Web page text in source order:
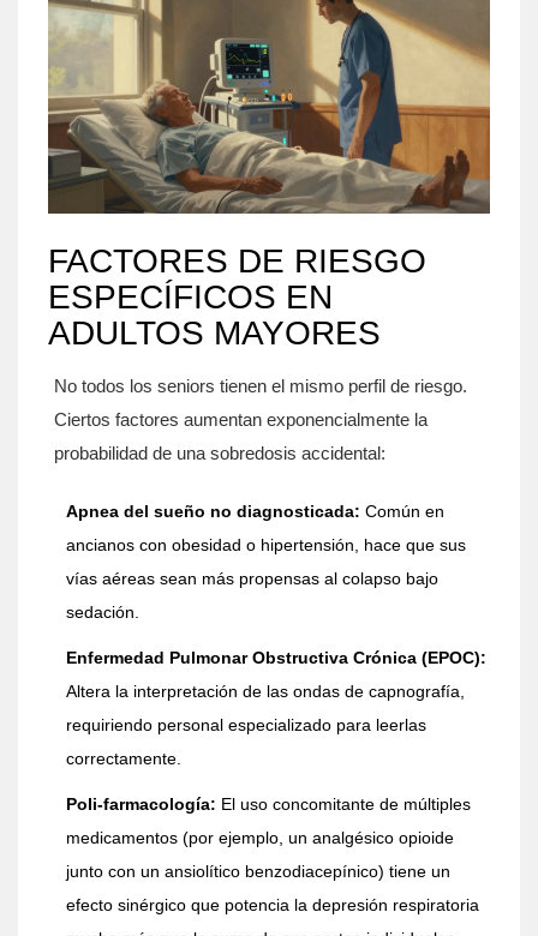
FACTORES DE RIESGO
ESPECÍFICOS EN
ADULTOS MAYORES
No todos los seniors tienen el mismo perfil de riesgo.
Ciertos factores aumentan exponencialmente la
probabilidad de una sobredosis accidental:
Apnea del sueño no diagnosticada: Común en
ancianos con obesidad o hipertensión, hace que sus
vías aéreas sean más propensas al colapso bajo
sedación.
Enfermedad Pulmonar Obstructiva Crónica (EPOC):
Altera la interpretación de las ondas de capnografía,
requiriendo personal especializado para leerlas
correctamente.
Poli-farmacología: El uso concomitante de múltiples
medicamentos (por ejemplo, un analgésico opioide
junto con un ansiolítico benzodiacepínico) tiene un
efecto sinérgico que potencia la depresión respiratoria